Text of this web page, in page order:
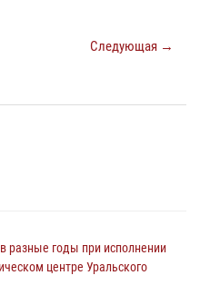
Следующая →
разные годы при исполнении
центре Уральского